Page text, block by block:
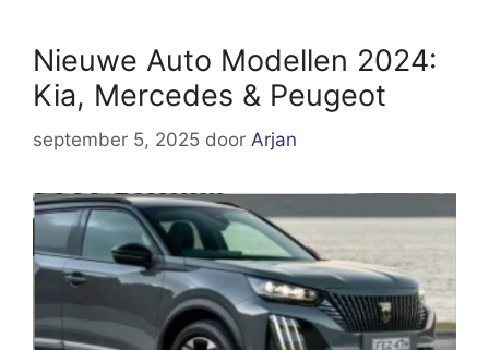
Nieuwe Auto Modellen 2024:
Kia, Mercedes & Peugeot
september 5, 2025 door Arjan